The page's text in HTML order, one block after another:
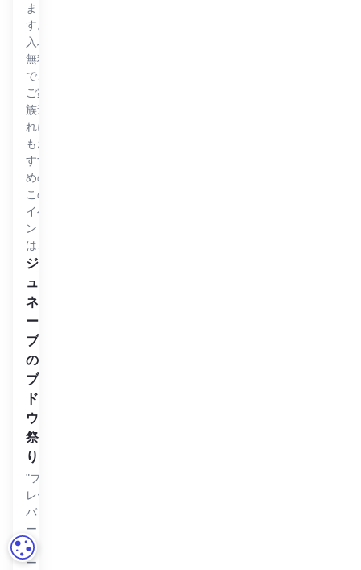
ま
す。
入場
無料
で、
ご家
族連
れに
もお
すす
めの
この
イベ
ント
は…
ジ
ュ
ネ
ー
ブ
の
ブ
ド
ウ
祭
り
"フ
レー
バ
ー・
ファ
ーレ
ジュネーブのブドウ祭りを見る